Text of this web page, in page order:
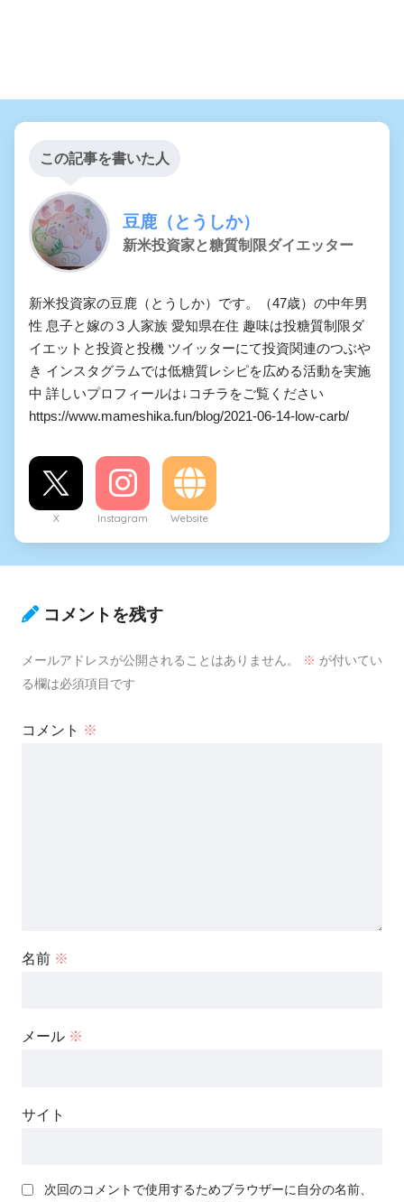
この記事を書いた人
豆鹿（とうしか）
新米投資家と糖質制限ダイエッター
新米投資家の豆鹿（とうしか）です。（47歳）の中年男
性 息子と嫁の３人家族 愛知県在住 趣味は投糖質制限ダ
イエットと投資と投機 ツイッターにて投資関連のつぶや
き インスタグラムでは低糖質レシピを広める活動を実施
中 詳しいプロフィールは↓コチラをご覧ください
https://www.mameshika.fun/blog/2021-06-14-low-carb/
X Instagram Website
コメントを残す
メールアドレスが公開されることはありません。 ※ が付いてい
る欄は必須項目です
コメント ※
名前 ※
メール ※
サイト
次回のコメントで使用するためブラウザーに自分の名前、